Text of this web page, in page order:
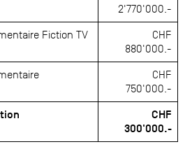
2'770'000.-
Fiction TV
CHF
880'000.-
CHF
750'000.-
CHF
300'000.-